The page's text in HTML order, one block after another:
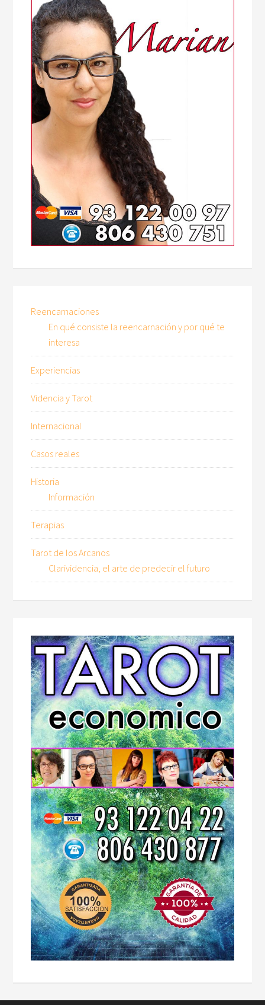
Reencarnaciones
En qué consiste la reencarnación y por qué te
interesa
Experiencias
Videncia y Tarot
Internacional
Casos reales
Historia
Información
Terapias
Tarot de los Arcanos
Clarividencia, el arte de predecir el futuro